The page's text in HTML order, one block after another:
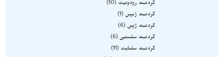
گردنبند رودونیت
10
گردنبند ژبپس
1
گردنبند ژپس
6
گردنبند سلستین 6
گردنبند سلنایت
11